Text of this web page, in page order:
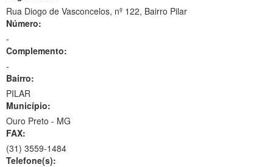
Rua Diogo de Vasconcelos, nº 122, Bairro Pilar
Número:
-
Complemento:
-
Bairro:
PILAR
Município:
Ouro Preto - MG
FAX:
(31) 3559-1484
Telefone(s):